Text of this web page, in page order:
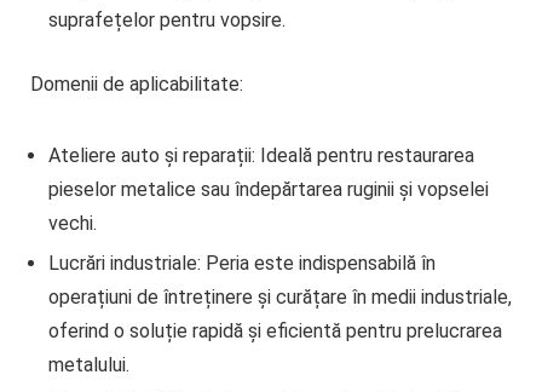
suprafețelor pentru vopsire.
Domenii de aplicabilitate:
Ateliere auto și reparații: Ideală pentru restaurarea
pieselor metalice sau îndepărtarea ruginii și vopselei
vechi.
Lucrări industriale: Peria este indispensabilă în
operațiuni de întreținere și curățare în medii industriale,
oferind o soluție rapidă și eficientă pentru prelucrarea
metalului.